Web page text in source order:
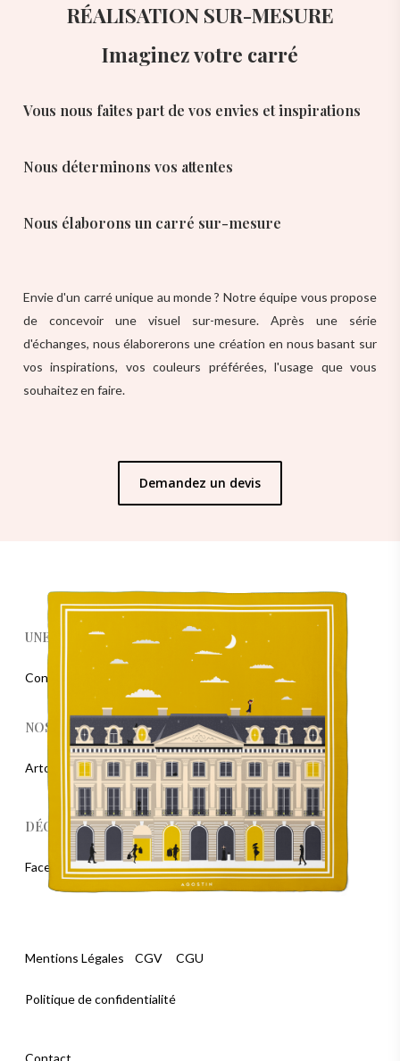
RÉALISATION SUR-MESURE
Imaginez votre carré
Vous nous faites part de vos envies et inspirations
Nous déterminons vos attentes
Nous élaborons un carré sur-mesure
Envie d'un carré unique au monde ? Notre équipe vous propose
de concevoir une visuel sur-mesure. Après une série
d'échanges, nous élaborerons une création en nous basant sur
vos inspirations, vos couleurs préférées, l'usage que vous
souhaitez en faire.
Demandez un devis
UNE QUESTION ?
Contact : contact@agostin.fr
NOS PARTENAIRES
Artoris Magazine
DÉCOUVRIR LA SOIE
Facettes et bienfaits
Mentions Légales CGV CGU
Politique de confidentialité